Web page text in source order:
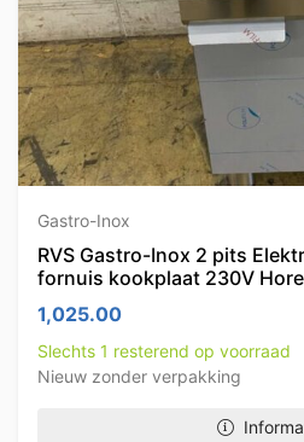
Gastro-Inox
RVS Gastro-Inox 2 pits
fornuis kookplaat 230V
1,025.00
Slechts 1 resterend op voorraad
Nieuw zonder verpakking